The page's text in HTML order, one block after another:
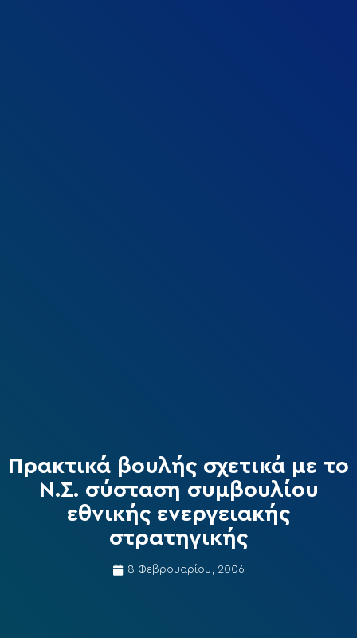
Πρακτικά βουλής σχετικά με το
Ν.Σ. σύσταση συμβουλίου
εθνικής ενεργειακής
στρατηγικής
8 Φεβρουαρίου, 2006